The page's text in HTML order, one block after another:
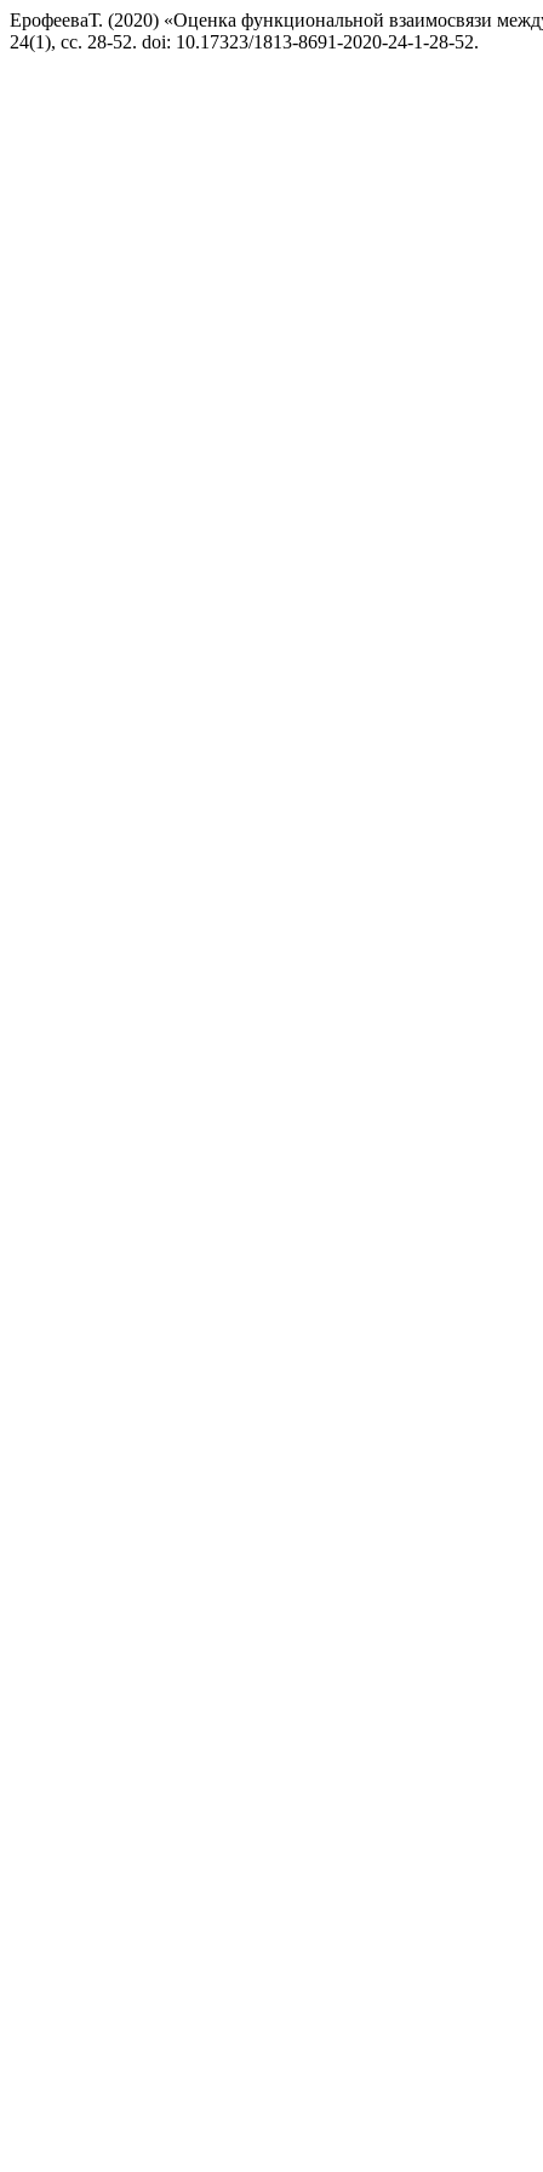
ЕрофееваТ. (2020) «Оценка функциональной взаимосвязи
24(1), сс. 28-52. doi: 10.17323/1813-8691-2020-24-1-28-52.